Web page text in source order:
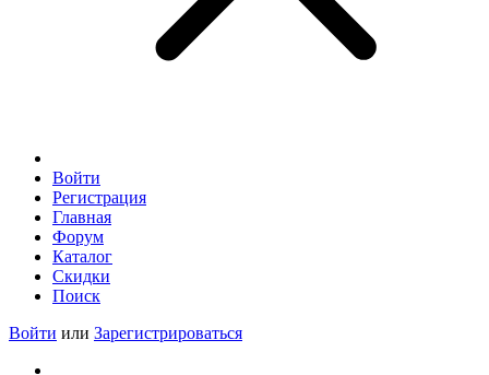
Войти
Регистрация
Главная
Форум
Каталог
Скидки
Поиск
Войти или Зарегистрироваться